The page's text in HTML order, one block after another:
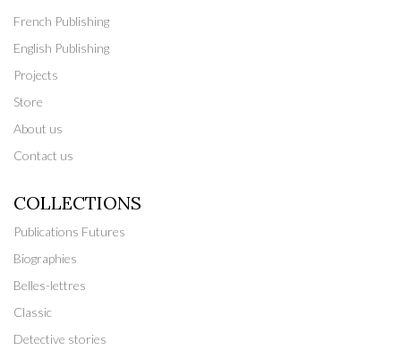
French Publishing
English Publishing
Projects
Store
About us
Contact us
COLLECTIONS
Publications Futures
Biographies
Belles-lettres
Classic
Detective stories